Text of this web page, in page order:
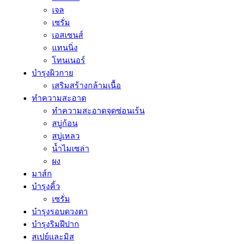
เจล
เซรั่ม
เอสเซนส์
แทนนิ่ง
โทนเนอร์
บำรุงผิวกาย
เสริมสร้างกล้ามเนื้อ
ทำความสะอาด
ทำความสะอาดจุดซ่อนเร้น
สบู่ก้อน
สบู่เหลว
น้ำไมเซล่า
ผง
มาส์ก
บำรุงคิ้ว
เซรั่ม
บำรุงรอบดวงตา
บำรุงริมฝีปาก
สเปย์และมิส